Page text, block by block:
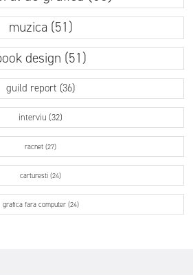
muzica (51)
design (51)
guild report (36)
interviu (32)
racnet (27)
carturesti (24)
grafica fara computer (24)